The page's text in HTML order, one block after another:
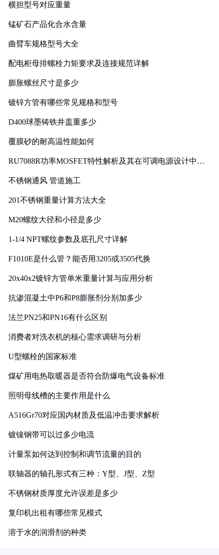
横担型号对应重量
锰矿石产品化合水含量
曲臂车规格型号大全
配电柜母排螺栓力矩要求及连接规范详解
膨胀螺丝尺寸是多少
镀锌方管有哪些常见规格和型号
D400球墨铸铁井盖重多少
覆膜砂的耐高温性能如何
RU7088R功率MOSFET特性解析及其在可调电源设计中的
不锈钢通风 管道施工
201不锈钢重量计算方法大全
M20螺纹大径和小径是多少
1-1/4 NPT螺纹参数及底孔尺寸详解
F1010E是什么管？能否用3205或3505代换
20x40x2镀锌方管单米重量计算与应用分析
抗渗混凝土中P6和P8膨胀剂分别加多少
法兰PN25和PN16有什么区别
消费者对洗衣机的核心需求调研与分析
U型螺栓的国家标准
煤矿用电热取暖器是否符合防爆电气设备标准
照明母线槽的主要作用是什么
A516Gr70对应国内材质及低温冲击要求解析
镀镍钢带可以过多少电流
计量泵如何达到控制和调节流量的目的
联轴器的轴孔形式有三种：Y型、J型、Z型
不锈钢材质厚度允许误差是多少
复印机出租有哪些常见模式
溶于水的润滑剂的种类